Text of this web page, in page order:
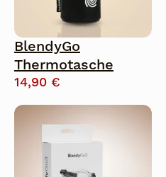
BlendyGo
Thermotasche
14,90 €